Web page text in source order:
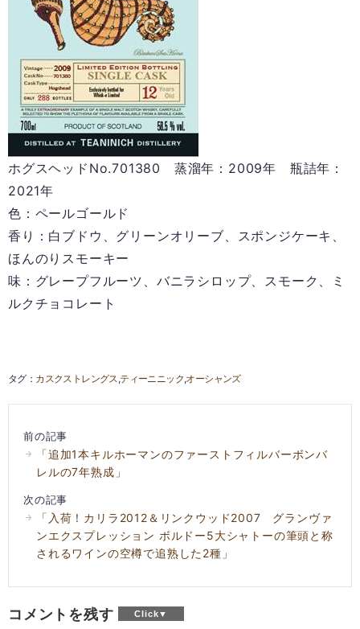
ホグスヘッドNo.701380 蒸溜年：2009年 瓶詰年：
2021年
色：ペールゴールド
香り：白ブドウ、グリーンオリーブ、スポンジケーキ、
ほんのりスモーキー
味：グレープフルーツ、バニラシロップ、スモーク、ミ
ルクチョコレート
カスクストレングス ティーニニック オーシャンズ
前の記事
「追加1本キルホーマンのファーストフィルバーボンバ
レルの7年熟成」
次の記事
「入荷！カリラ2012＆リンクウッド2007 グランヴァ
ンエクスプレッション ボルドー5大シャトーの筆頭と称
されるワインの空樽で追熟した2種」
コメントを残す